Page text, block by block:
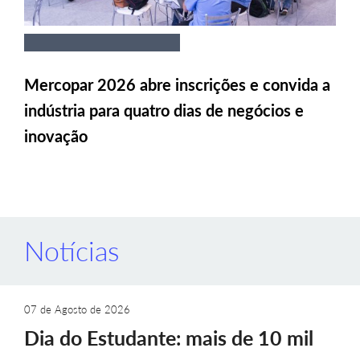
Mercopar 2026 abre inscrições e convida a
indústria para quatro dias de negócios e
inovação
Notícias
07 de Agosto de 2026
Dia do Estudante: mais de 10 mil